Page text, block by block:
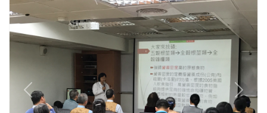
Previous Next